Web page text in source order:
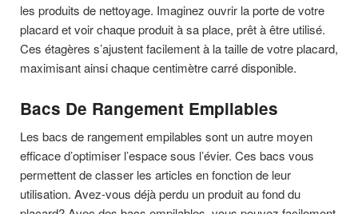
les produits de nettoyage. Imaginez ouvrir la porte de votre
placard et voir chaque produit à sa place, prêt à être utilisé.
Ces étagères s’ajustent facilement à la taille de votre placard,
maximisant ainsi chaque centimètre carré disponible.
Bacs De Rangement Empilables
Les bacs de rangement empilables sont un autre moyen
efficace d’optimiser l’espace sous l’évier. Ces bacs vous
permettent de classer les articles en fonction de leur
utilisation. Avez-vous déjà perdu un produit au fond du